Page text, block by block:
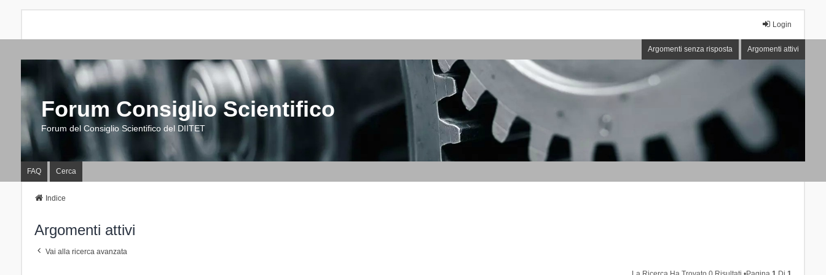
Login
Argomenti senza risposta Argomenti attivi
Forum Consiglio Scientifico
Forum del Consiglio Scientifico del DIITET
FAQ Cerca
Indice
Argomenti attivi
Vai alla ricerca avanzata